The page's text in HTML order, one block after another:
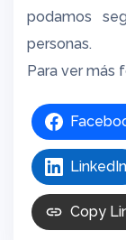
podamos
personas.
Para ver más
LinkedIn
Copy